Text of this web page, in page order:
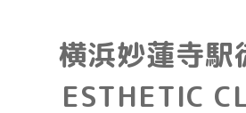
横浜妙蓮寺駅
ESTHETIC